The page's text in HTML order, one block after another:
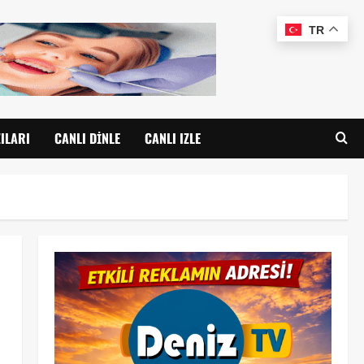
CANLI DINLE CANLI IZLE
TR